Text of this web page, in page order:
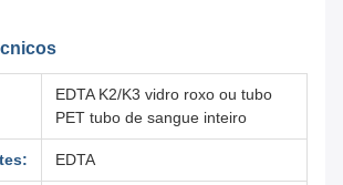
EDTA K2/K3 vidro roxo ou tubo
PET tubo de sangue inteiro
EDTA